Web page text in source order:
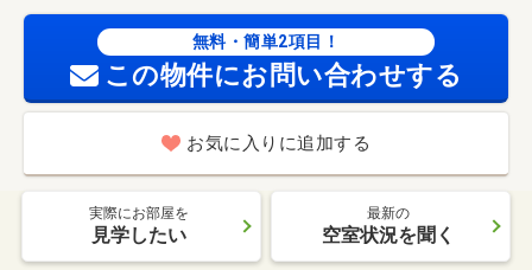
無料・簡単2項目！
この物件にお問い合わせする
お気に入りに追加する
実際にお部屋を
見学したい
最新の
空室状況を聞く